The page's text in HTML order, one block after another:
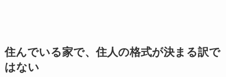
住んでいる家で、住人の格式が決まる訳で
はない